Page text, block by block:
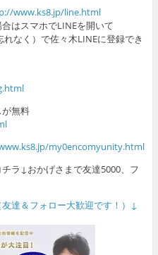
www.ks8.jp/line.html
はスマホでLINEを開いて
れなく）で佐々木LINEに登録でき
無料
my0encomyunity.html
ラ↓おかげさまで友達5000、フ
＆フォロー大歓迎です！）↓